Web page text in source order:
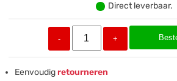
Direct leverbaar.
- +
Eenvoudigretourneren